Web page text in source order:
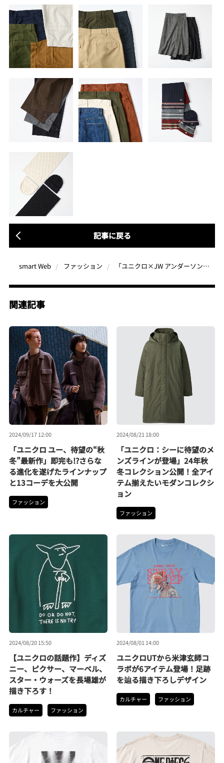
記事に戻る
smart Web ファッション 「ユニクロ×JW アンダーソン秋冬新作コレクション」ムード満点の“ほっこり感”で一気に秋冬スタイルに
関連記事
2024/09/17 12:00
「ユニクロ ユー、待望の“秋
冬”最新作」即完も!?さらな
る進化を遂げたラインナップ
と13コーデを大公開
ファッション
2024/08/21 18:00
「ユニクロ：シーに待望のメ
ンズラインが登場」24年秋
冬コレクション公開！全アイ
テム揃えたいモダンコレクシ
ョン
ファッション
2024/08/20 15:50
【ユニクロの話題作】ディズ
ニー、ピクサー、マーベル、
スター・ウォーズを長場雄が
描き下ろす！
カルチャー ファッション
2024/08/01 14:00
ユニクロUTから米津玄師コ
ラボが6アイテム登場！足跡
を辿る描き下ろしデザイン
カルチャー ファッション